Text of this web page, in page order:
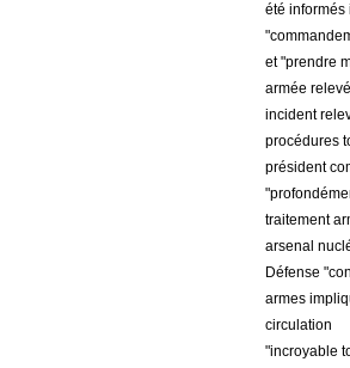
été informés
et "prendre
armée
incident
procédures
président
traitement
arsenal
Défense
armes
circulation
"incroyable